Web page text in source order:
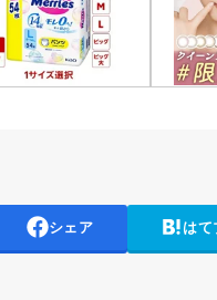
シェア はて